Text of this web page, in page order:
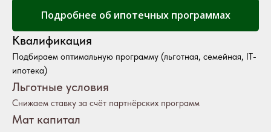
Подробнее об ипотечных программах
Квалификация
Подбираем оптимальную программу (льготная, семейная, IT-
ипотека)
Льготные условия
Снижаем ставку за счёт партнёрских программ
Мат капитал